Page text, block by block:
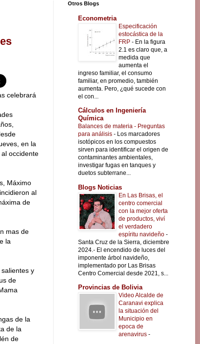
celebrará
en la
occidente
Máximo
al
de
mas de
la
y
de
de la
de la
de
Otros Blogs
Econometria
Especificación
estocástica de la
FRP - En la figura
2.1 es claro que, a
medida que
aumenta el
ingreso familiar, el consumo
familiar, en promedio, también
aumenta. Pero, ¿qué sucede con
el con...
Cálculos en Ingeniería
Química
Balances de materia - Preguntas
para análisis - Los marcadores
isotópicos en los compuestos
sirven para identificar el origen de
contaminantes ambientales,
investigar fugas en tanques y
duetos subterrane...
Blogs Noticias
En Las Brisas, el
centro comercial
con la mejor oferta
de productos, viví
el verdadero
espíritu navideño -
Santa Cruz de la Sierra, diciembre
2024.- El encendido de luces del
imponente árbol navideño,
implementado por Las Brisas
Centro Comercial desde 2021, s...
Provincias de Bolivia
Video Alcalde de
Caranavi explica
la situación del
Municipio en
epoca de
arenavirus -